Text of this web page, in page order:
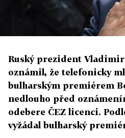
Ruský prezident
oznámil, že telefonicky
bulharským premiérem
nedlouho před
odebere ČEZ licenci.
vyžádal bulharský